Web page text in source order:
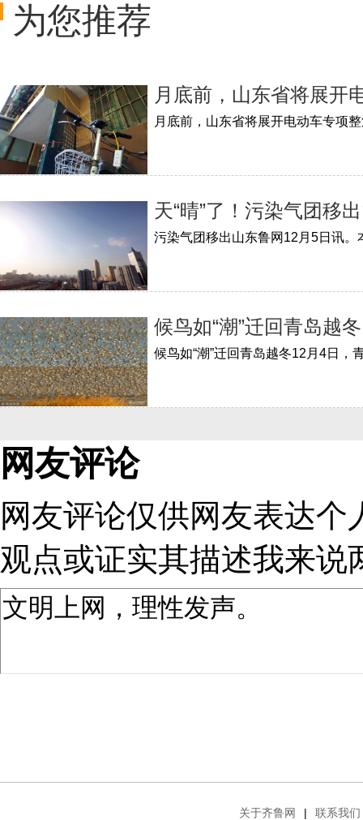
为您推荐
月底前，山东省将展开
月底前，山东省将展开电动车专项
天“晴”了！污染气团移
候鸟如“潮”迁回青岛越冬
网友评论
网友评论仅供网友表达
观点或证实其描述我来说
关于齐鲁网 |
联系我们